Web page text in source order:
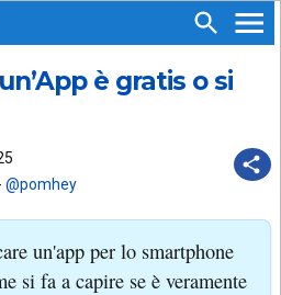
è gratis o si
@pomhey
un'app per lo smartphone
si fa a capire se è veramente